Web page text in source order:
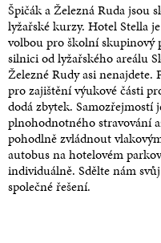
Špičák a Železná Ruda jsou
lyžařské kurzy. Hotel Stella
volbou pro školní skupinový
silnici od lyžařského areálu
Železné Rudy asi
pro zajištění výukové části
dodá zbytek.
plnohodnotného stravování
pohodlně zvládnout
autobus na hotelovém
individuálně. Sdělte nám
společné řešení.